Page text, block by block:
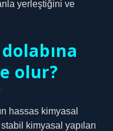
yerleştiğini ve
olur?
hassas kimyasal
kimyasal yapıları